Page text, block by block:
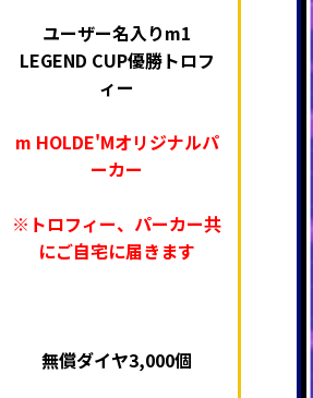
ユーザー名入りm1
LEGEND CUP優勝トロフ
ィー
m HOLDE'Mオリジナルパ
ーカー
※トロフィー、パーカー共
にご自宅に届きます
無償ダイヤ3,000個